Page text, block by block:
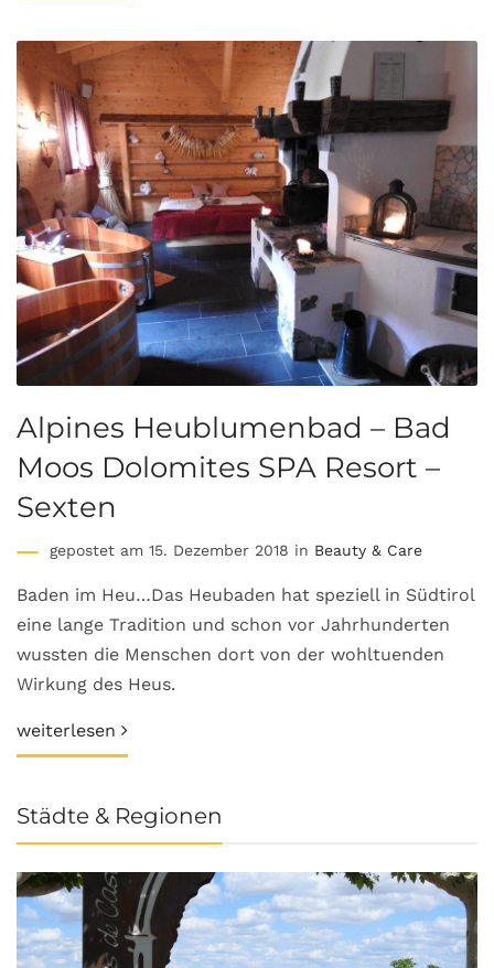
Alpines Heublumenbad – Bad
Moos Dolomites SPA Resort –
Sexten
gepostet am 15. Dezember 2018 in Beauty & Care
Baden im Heu…Das Heubaden hat speziell in Südtirol
eine lange Tradition und schon vor Jahrhunderten
wussten die Menschen dort von der wohltuenden
Wirkung des Heus.
weiterlesen
Städte & Regionen